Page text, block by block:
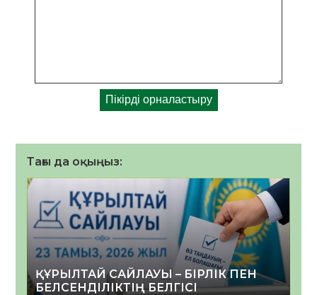
Тағы да оқыңыз:
ҚҰРЫЛТАЙ САЙЛАУЫ – БІРЛІК ПЕН
БЕЛСЕНДІЛІКТІҢ БЕЛГІСІ